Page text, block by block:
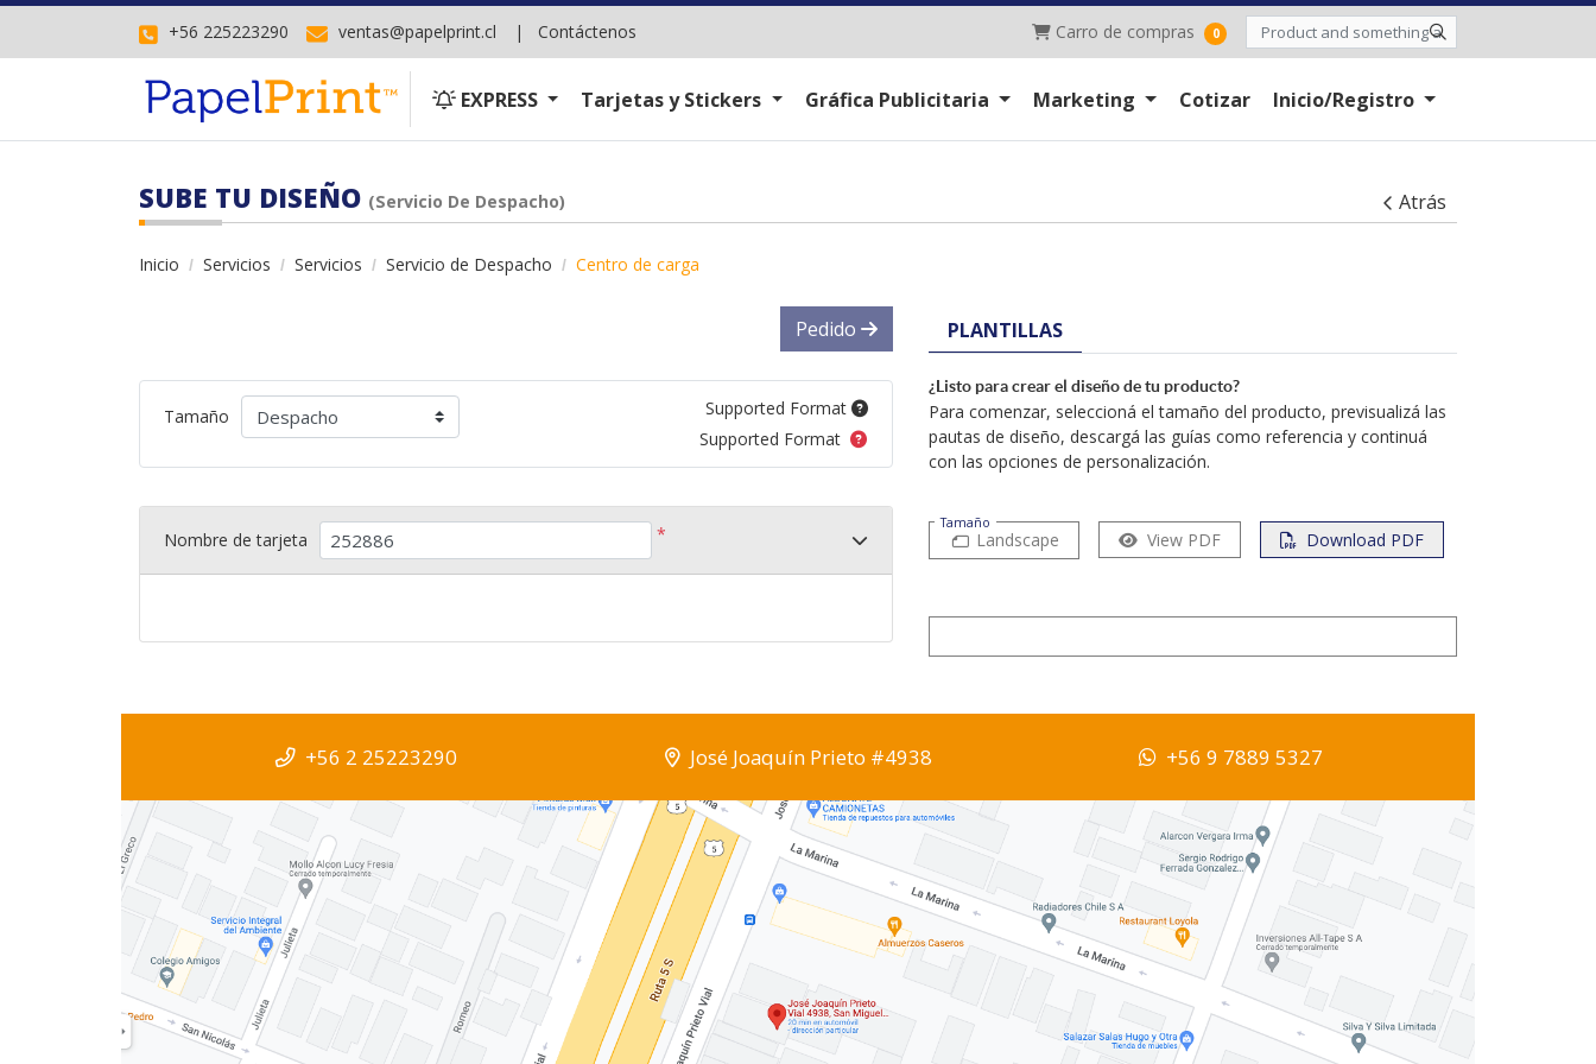
+56 225223290 ventas@papelprint.cl | Contáctenos Carro de compras
Carro de compras 0
EXPRESS
EXPRESS Tarjetas y Stickers Gráfica Publicitaria Marketing Cotizar Inicio/Registro
SUBE TU DISEÑO (Servicio De Despacho) Atrás
Inicio Servicios Servicios Servicio de Despacho Centro de carga
PLANTILLAS
¿Listo para crear el diseño de tu producto?
Para comenzar, seleccioná el tamaño del producto, previsualizá las
pautas de diseño, descargá las guías como referencia y continuá
con las opciones de personalización.
Tamaño
Landscape View PDF Download PDF
Pedido
Tamaño
Supported Format
Supported Format
Nombre de tarjeta *
+56 2 25223290 José Joaquín Prieto #4938 +56 9 7889 5327